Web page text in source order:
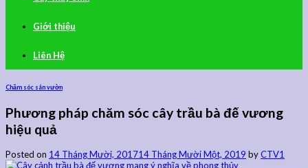
Giới thiệu
Liên Hệ
Chăm sóc sân vườn
Phương pháp chăm sóc cây trầu bà đế vương
hiệu quả
Posted on 14 Tháng Mười, 201714 Tháng Mười Một, 2019 byCTV1